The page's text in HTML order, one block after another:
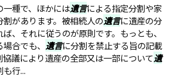
一種で、ほかには遺言による指定分割や家
があります。被相続人の遺言に遺産の分
、それに従うのが原則です。もっとも、
合でも、 遺言に分割を禁止する旨の記載
議により遺産の全部又は一部について遺
行...